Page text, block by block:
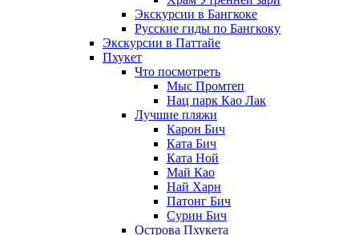
Экскурсии в Бангкоке
Русские гиды по Бангкоку
Экскурсии в Паттайе
Пхукет
Что посмотреть
Мыс Промтеп
Нац парк Као Лак
Лучшие пляжи
Карон Бич
Ката Бич
Ката Ной
Май Као
Най Харн
Патонг Бич
Сурин Бич
Острова Пхукета